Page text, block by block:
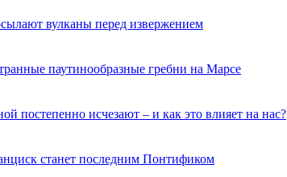
вулканы перед извержением
паутинообразные гребни на Марсе
постепенно исчезают – и как это влияет на нас?
станет последним Понтификом